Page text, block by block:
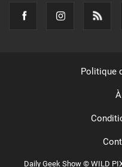
Daily Geek Show © WILD
Politique